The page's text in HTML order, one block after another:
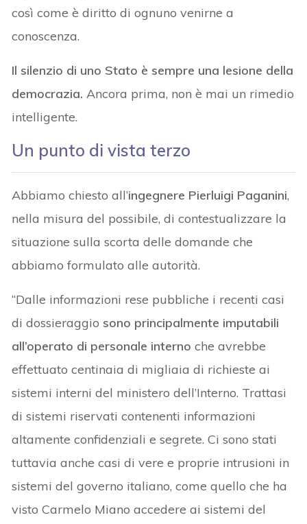
così come è diritto di ognuno venirne a
conoscenza.
Il silenzio di uno Stato è sempre una lesione della
democrazia. Ancora prima, non è mai un rimedio
intelligente.
Un punto di vista terzo
Abbiamo chiesto all’ingegnere Pierluigi Paganini,
nella misura del possibile, di contestualizzare la
situazione sulla scorta delle domande che
abbiamo formulato alle autorità.
“Dalle informazioni rese pubbliche i recenti casi
di dossieraggio sono principalmente imputabili
all’operato di personale interno che avrebbe
effettuato centinaia di migliaia di richieste ai
sistemi interni del ministero dell’Interno. Trattasi
di sistemi riservati contenenti informazioni
altamente confidenziali e segrete. Ci sono stati
tuttavia anche casi di vere e proprie intrusioni in
sistemi del governo italiano, come quello che ha
visto Carmelo Miano accedere ai sistemi del